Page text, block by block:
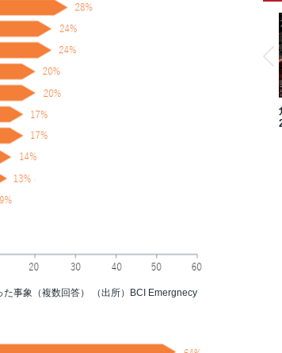
事象（複数回答） （出所）BCI Emergnecy